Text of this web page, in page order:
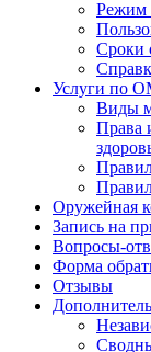
Режим
Сроки
Услуги по
Виды
Права
Оружейная
Запись на
Вопросы-
Форма
Отзывы